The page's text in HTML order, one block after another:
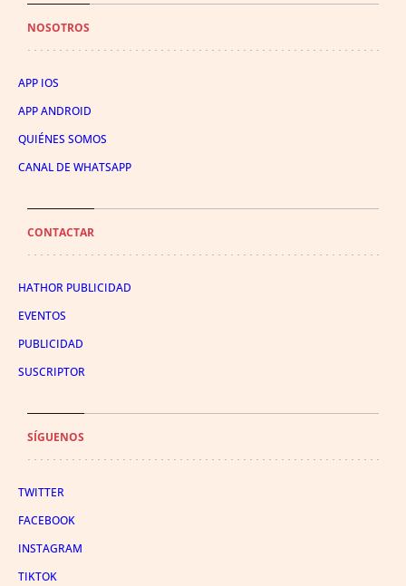
NOSOTROS
APP IOS
APP ANDROID
QUIÉNES SOMOS
CANAL DE WHATSAPP
CONTACTAR
HATHOR PUBLICIDAD
EVENTOS
PUBLICIDAD
SUSCRIPTOR
SÍGUENOS
TWITTER
FACEBOOK
INSTAGRAM
TIKTOK